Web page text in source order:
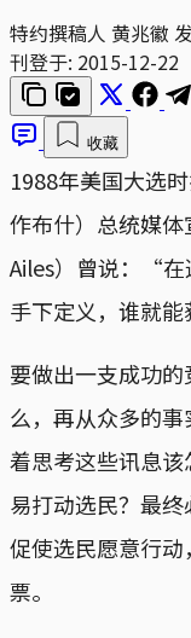
特约撰稿人 黄兆徽
刊登于: 2015-12-22
收藏
1988年美国大选
作布什）总统媒
Ailes）曾说：“在
手下定义，谁就能
要做出一支成功
么，再从众多的
着思考这些讯息
易打动选民？最
促使选民愿意行
票。